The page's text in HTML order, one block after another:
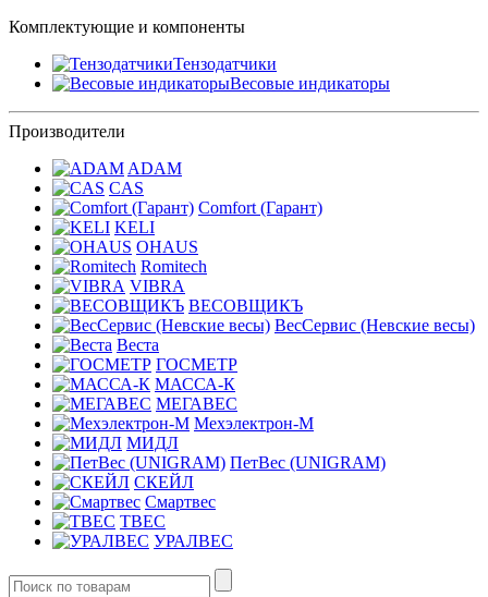
Комплектующие и компоненты
Тензодатчики
Весовые индикаторы
Производители
ADAM
CAS
Comfort (Гарант)
KELI
OHAUS
Romitech
VIBRA
ВЕСОВЩИКЪ
ВесСервис (Невские весы)
Веста
ГОСМЕТР
МАССА-К
МЕГАВЕС
Мехэлектрон-М
МИДЛ
ПетВес (UNIGRAM)
СКЕЙЛ
Смартвес
ТВЕС
УРАЛВЕС